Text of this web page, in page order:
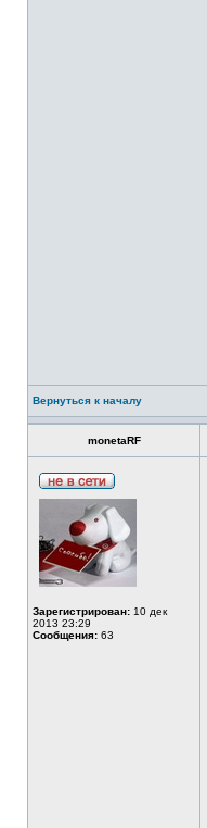
Вернуться к началу
monetaRF
Зарегистрирован: 10 дек
2013 23:29
Сообщения: 63